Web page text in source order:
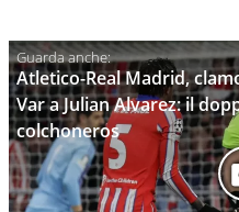
Atletico-Real Madrid,
Var a Julian Alvarez: il
colchoneros